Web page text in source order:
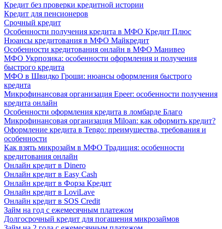
Кредит без проверки кредитной истории
Кредит для пенсионеров
Срочный кредит
Особенности получения кредита в МФО Кредит Плюс
Нюансы кредитования в МФО Майкредит
Особенности кредитования онлайн в МФО Манивео
МФО Укрпозика: особенности оформления и получения
быстрого кредита
МФО в Швидко Гроши: нюансы оформления быстрого
кредита
Микрофинансовая организация Epeer: особенности получения
кредита онлайн
Особенности оформления кредита в ломбарде Благо
Микрофинансовая организация Miloan: как оформить кредит?
Оформление кредита в Tengo: преимущества, требования и
особенности
Как взять микрозайм в МФО Традиция: особенности
кредитования онлайн
Онлайн кредит в Dinero
Онлайн кредит в Easy Cash
Онлайн кредит в Форза Кредит
Онлайн кредит в LoviLave
Онлайн кредит в SOS Credit
Займ на год с ежемесячным платежом
Долгосрочный кредит для погашения микрозаймов